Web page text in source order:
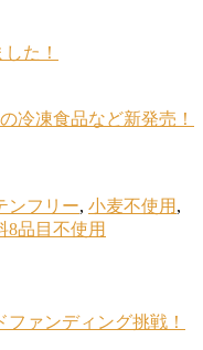
た！
冷凍食品など新発売！
ンフリー, 小麦不使用 ,
8品目不使用
ァンディング挑戦！